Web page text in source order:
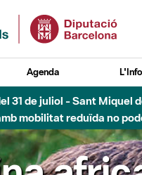
Agenda
31 de juliol - Sant Miquel
mobilitat reduïda no